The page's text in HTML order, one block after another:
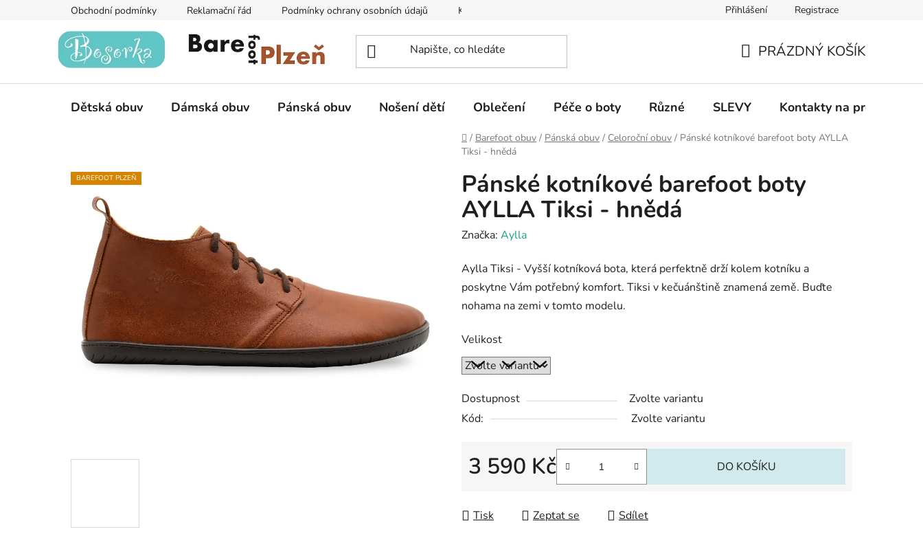
Obchodní podmínky Reklamační řád Podmínky ochrany osobních údajů Kontakty na prodejny Informace k on-line platbám Odstoupení od
Přihlášení Registrace
KOŠÍK
PRÁZDNÝ KOŠÍK
Dětská obuv Dámská obuv Pánská obuv Nošení dětí Oblečení Péče o boty Různé SLEVY Kontakty na prodejny
Domů
/ Barefoot obuv / Pánská obuv / Celoroční obuv / Pánské kotníkové barefoot boty AYLLA
Tiksi - hnědá
Pánské kotníkové barefoot boty
AYLLA Tiksi - hnědá
Značka: Aylla
Aylla Tiksi - Vyšší kotníková bota, která perfektně drží kolem kotníku a
poskytne Vám potřebný komfort. Tiksi v kečuánštině znamená země. Buďte
nohama na zemi v tomto modelu.
Velikost
Dostupnost
Zvolte variantu
Kód:
Zvolte variantu
3 590 Kč DO KOŠÍKU
Tisk Zeptat se Sdílet
BAREFOOT PLZEŇ